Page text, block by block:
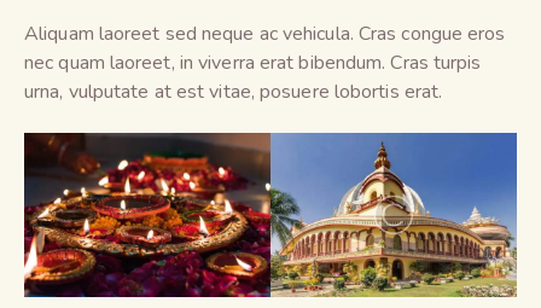
Aliquam laoreet sed neque ac vehicula. Cras congue eros
nec quam laoreet, in viverra erat bibendum. Cras turpis
urna, vulputate at est vitae, posuere lobortis erat.